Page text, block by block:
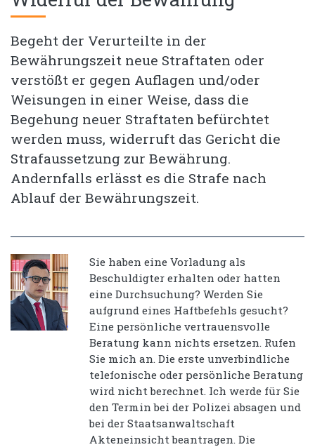
Begeht der Verurteilte in der
Bewährungszeit neue Straftaten oder
verstößt er gegen Auflagen und/oder
Weisungen in einer Weise, dass die
Begehung neuer Straftaten befürchtet
werden muss, widerruft das Gericht die
Strafaussetzung zur Bewährung.
Andernfalls erlässt es die Strafe nach
Ablauf der Bewährungszeit.
Sie haben eine Vorladung als
Beschuldigter erhalten oder hatten
eine Durchsuchung? Werden Sie
aufgrund eines Haftbefehls gesucht?
Eine persönliche vertrauensvolle
Beratung kann nichts ersetzen. Rufen
Sie mich an. Die erste unverbindliche
telefonische oder persönliche Beratung
wird nicht berechnet. Ich werde für Sie
den Termin bei der Polizei absagen und
bei der Staatsanwaltschaft
Akteneinsicht beantragen. Die